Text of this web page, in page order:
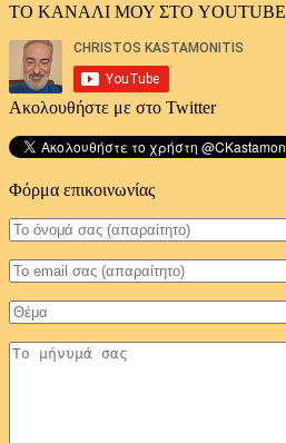
ΤΟ ΚΑΝΑΛΙ ΜΟΥ ΣΤΟ YOUTUBE
Ακολουθήστε με στο Twitter
Φόρμα επικοινωνίας